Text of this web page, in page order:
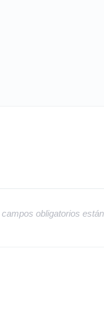
campos obligatorios